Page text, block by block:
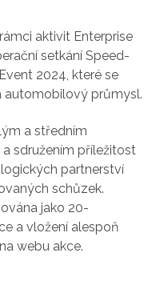
aktivit Enterprise
setkání Speed-
2024, které se
automobilový průmysl.
a středním
sdružením příležitost
partnerství
schůzek.
jako 20-
a vložení alespoň
webu akce.